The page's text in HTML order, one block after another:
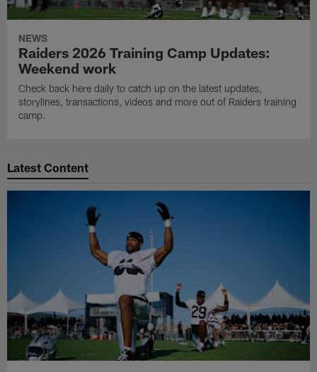
NEWS
Raiders 2026 Training Camp Updates:
Weekend work
Check back here daily to catch up on the latest updates,
storylines, transactions, videos and more out of Raiders training
camp.
Latest Content